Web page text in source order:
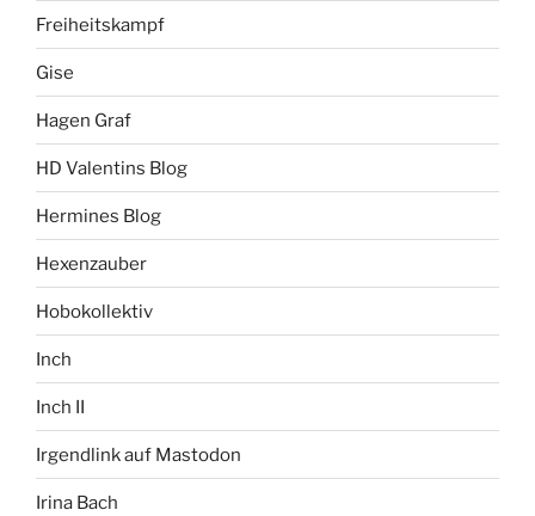
Freiheitskampf
Gise
Hagen Graf
HD Valentins Blog
Hermines Blog
Hexenzauber
Hobokollektiv
Inch
Inch II
Irgendlink auf Mastodon
Irina Bach